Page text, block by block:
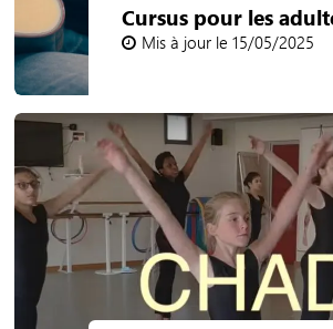
Cursus pour les
Mis à jour le 15/05/2025